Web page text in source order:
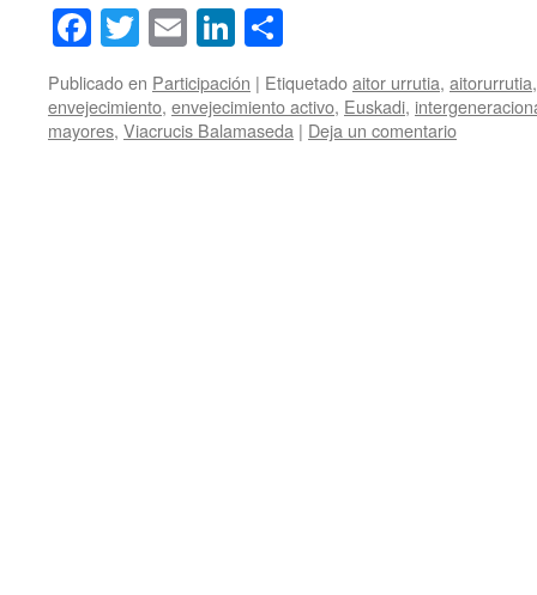
Facebook
Twitter
EmailLinkedIn
Publicado en Participación | Etiquetadoaitor urrutia, aitorurrutia
envejecimiento, envejecimiento activo, Euskadi,
mayores, Viacrucis Balamaseda | Deja un comentario